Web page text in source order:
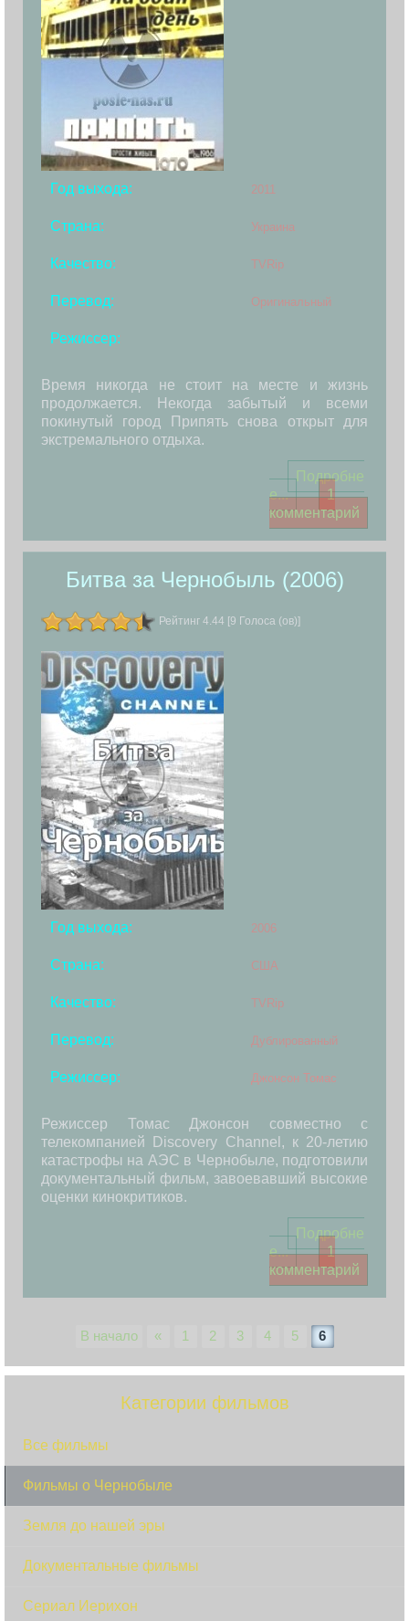
Год выхода: 2011
Страна: Украина
Качество: TVRip
Перевод: Оригинальный
Режиссер:
Время никогда не стоит на месте и жизнь
продолжается. Некогда забытый и всеми
покинутый город Припять снова открыт для
экстремального отдыха.
Подробне
е...
1
комментарий
Битва за Чернобыль (2006)
Рейтинг 4.44 [9 Голоса (ов)]
Год выхода: 2006
Страна: США
Качество: TVRip
Перевод: Дублированный
Режиссер: Джонсон Томас
Режиссер Томас Джонсон совместно с
телекомпанией Discovery Channel, к 20-летию
катастрофы на АЭС в Чернобыле, подготовили
документальный фильм, завоевавший высокие
оценки кинокритиков.
Подробне
е...
1
комментарий
В начало « 1 2 3 4 5 6
Категории фильмов
Все фильмы
Фильмы о Чернобыле
Земля до нашей эры
Документальные фильмы
Сериал Иерихон